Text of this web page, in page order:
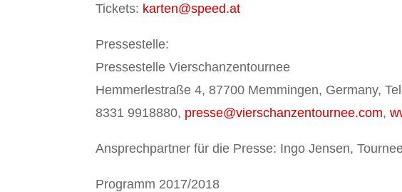
Tickets: karten@speed.at
Pressestelle:
Pressestelle Vierschanzentournee
Hemmerlestraße 4, 87700 Memmingen, Germany,
8331 9918880, presse@vierschanzentournee.com,
Ansprechpartner für die Presse: Ingo Jensen,
Programm 2017/2018